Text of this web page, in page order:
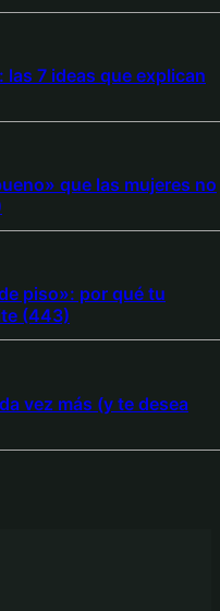
las 7 ideas que explican
que las mujeres no
piso»: por qué tu
(443)
vez más (y te desea